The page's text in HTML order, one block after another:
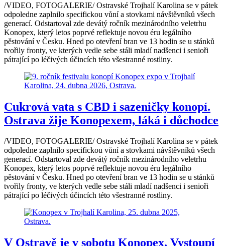
/VIDEO, FOTOGALERIE/ Ostravské Trojhalí Karolina se v pátek
odpoledne zaplnilo specifickou vůní a stovkami návštěvníků všech
generací. Odstartoval zde devátý ročník mezinárodního veletrhu
Konopex, který letos poprvé reflektuje novou éru legálního
pěstování v Česku. Hned po otevření bran ve 13 hodin se u stánků
tvořily fronty, ve kterých vedle sebe stáli mladí nadšenci i senioři
pátrající po léčivých účincích této všestranné rostliny.
Cukrová vata s CBD i sazeničky konopí.
Ostrava žije Konopexem, láká i důchodce
/VIDEO, FOTOGALERIE/ Ostravské Trojhalí Karolina se v pátek
odpoledne zaplnilo specifickou vůní a stovkami návštěvníků všech
generací. Odstartoval zde devátý ročník mezinárodního veletrhu
Konopex, který letos poprvé reflektuje novou éru legálního
pěstování v Česku. Hned po otevření bran ve 13 hodin se u stánků
tvořily fronty, ve kterých vedle sebe stáli mladí nadšenci i senioři
pátrající po léčivých účincích této všestranné rostliny.
V Ostravě je v sobotu Konopex. Vystoupí